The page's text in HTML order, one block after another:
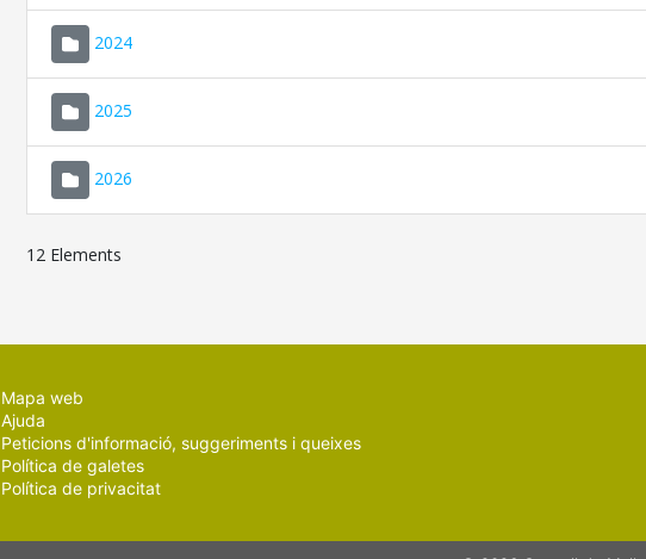
2024
2025
2026
12 Elements
Mapa web
Ajuda
Peticions d'informació, suggeriments i queixes
Política de galetes
Política de privacitat